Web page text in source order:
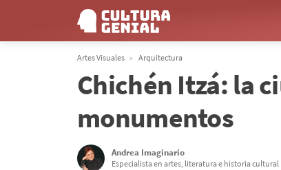
Artes Visuales Arquitectura
Chichén Itzá: la
monumentos
Andrea Imaginario
Especialista en artes, literatura e historia cultural